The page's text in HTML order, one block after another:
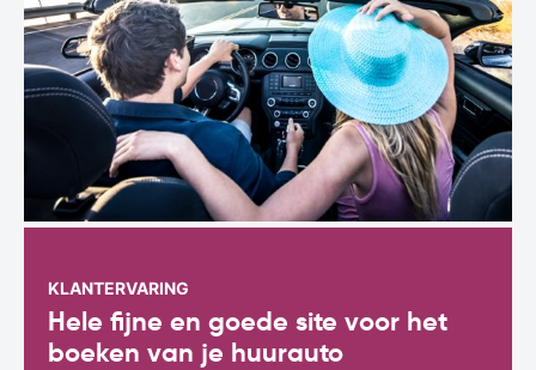
KLANTERVARING
Hele fijne en goede site voor het
boeken van je huurauto